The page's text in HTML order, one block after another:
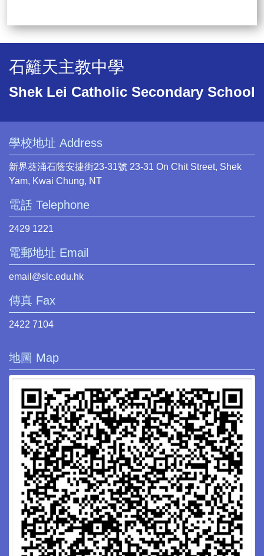
石籬天主教中學
Shek Lei Catholic Secondary School
學校地址 Address
新界葵涌石蔭安捷街23-31號 23-31 On Chit Street, Shek
Yam, Kwai Chung, NT
電話 Telephone
2429 1221
電郵地址 Email
email@slc.edu.hk
傳真 Fax
2422 7104
地圖 Map